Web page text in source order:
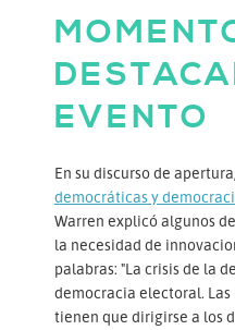
EVENTO
En su discurso de
democráticas y
Warren explicó algunos
la necesidad de
palabras: "La crisis de la
democracia electoral.
tienen que dirigirse a los